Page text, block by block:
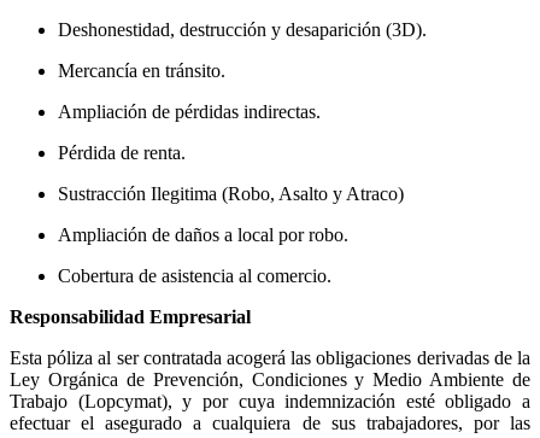
Deshonestidad, destrucción y desaparición (3D).
Mercancía en tránsito.
Ampliación de pérdidas indirectas.
Pérdida de renta.
Sustracción Ilegitima (Robo, Asalto y Atraco)
Ampliación de daños a local por robo.
Cobertura de asistencia al comercio.
Responsabilidad Empresarial
Esta póliza al ser contratada acogerá las obligaciones derivadas de la
Ley Orgánica de Prevención, Condiciones y Medio Ambiente de
Trabajo (Lopcymat), y por cuya indemnización esté obligado a
efectuar el asegurado a cualquiera de sus trabajadores, por las